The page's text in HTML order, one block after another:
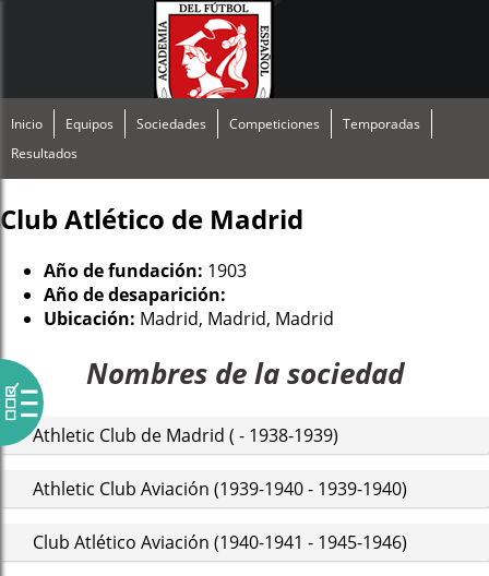
Inicio Equipos Sociedades Competiciones
Temporadas
Resultados
Club Atlético de Madrid
Año de fundación: 1903
Año de desaparición:
Ubicación: Madrid, Madrid, Madrid
Nombres de la sociedad
Athletic Club de Madrid ( - 1938-1939)
Athletic Club Aviación (1939-1940 - 1939-1940)
Club Atlético Aviación (1940-1941 - 1945-1946)